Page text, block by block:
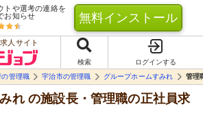
トや選考の連絡を
お知らせ
無料インストール
人サイト
検索
ログインする
の管理職 宇治市の管理職 グループホームすみれ 管理
れの施設長・管理職の正社員求